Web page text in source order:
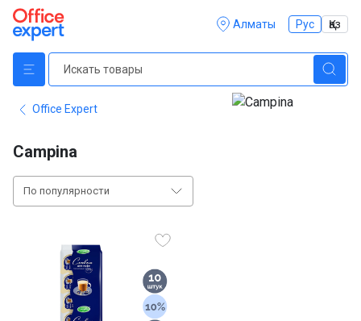
Алматы Рус Қаз
Office Expert
Campina
По популярности